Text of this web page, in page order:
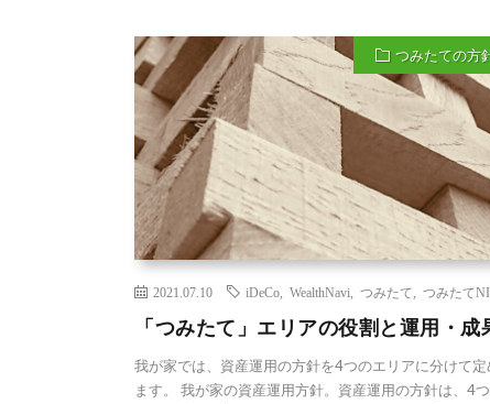
つみたての方
2021.07.10 iDeCo WealthNavi つみたて つみたて
「つみたて」エリアの役割と運用・成
我が家では、資産運用の方針を4つのエリアに分けて
ます。 我が家の資産運用方針。資産運用の方針は、4